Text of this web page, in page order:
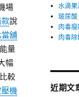
場
說
舖
量
幅
較
壓機
水滴
玻尿酸
肉毒瘦
肉毒除
近期文